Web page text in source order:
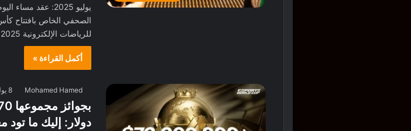
يوليو 2025: عقد مساء
الصحفي الخاص بافتتاح كأس
للرياضات الإلكترونية 2025، والذي…
أكمل القراءة »
Mohamed Hamed 8 يوليو، 2025
دولار: إليك ما تود